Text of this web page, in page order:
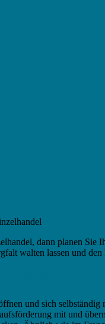
dann planen
walten lassen und
und sich
mit und